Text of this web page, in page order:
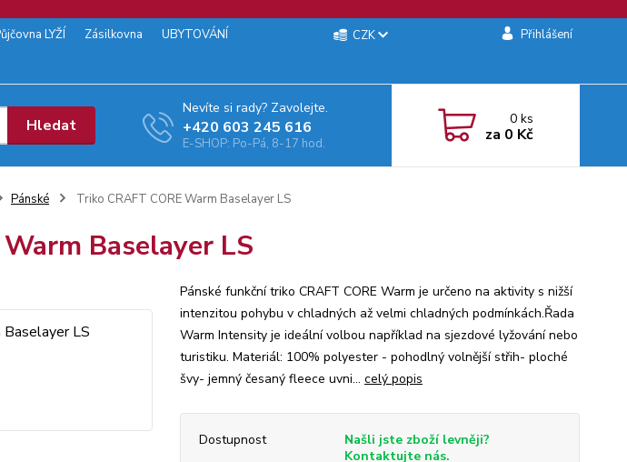
LYŽÍ Zásilkovna
UBYTOVÁNÍ
CZK Přihlášení
Hledat
Nevíte si rady? Zavolejte.
+‭420 603 245 616‬
E-SHOP: Po-Pá, 8-17 hod.
0ks
za 0 Kč
Pánské Triko CRAFT CORE Warm Baselayer LS
Baselayer LS
Pánské funkční triko CRAFT CORE Warm je určeno na aktivity s nižší
intenzitou pohybu v chladných až velmi chladných podmínkách.Řada
Warm Intensity je ideální volbou například na sjezdové lyžování nebo
turistiku. Materiál: 100% polyester - pohodlný volnější střih- ploché
švy- jemný česaný fleece uvni... celý popis
Dostupnost
Našli jste zboží levněji?
Kontaktujte nás.